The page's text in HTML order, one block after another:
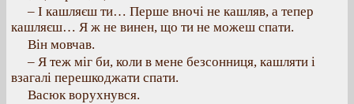
– І кашляєш ти… Перше вночі не кашляв, а тепер
кашляєш… Я ж не винен, що ти не можеш спати.
Він мовчав.
– Я теж міг би, коли в мене безсонниця, кашляти і
взагалі перешкоджати спати.
Васюк ворухнувся.